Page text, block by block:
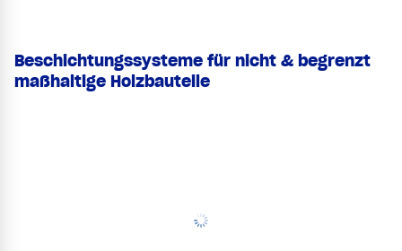
Beschichtungssysteme für nicht & begrenzt
maßhaltige Holzbauteile